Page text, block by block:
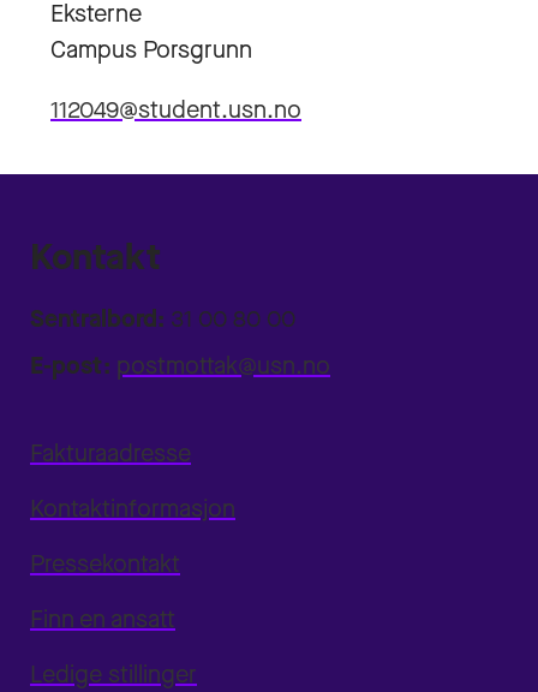
Eksterne
Campus Porsgrunn
112049@student.usn.no
Kontakt
Sentralbord: 31 00 80 00
E-post: postmottak@usn.no
Fakturaadresse
Kontaktinformasjon
Pressekontakt
Finn en ansatt
Ledige stillinger